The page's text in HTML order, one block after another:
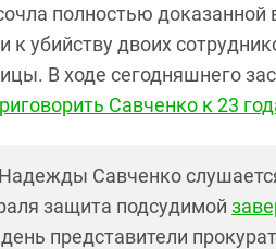
полностью доказанной
убийству двоих
В ходе сегодняшнего
Савченко к 23
Савченко
защита подсудимой
представители